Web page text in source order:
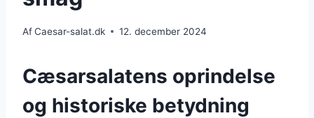
AfCaesar-salat.dk 12. december 2024
Cæsarsalatens oprindelse
og historiske betydning